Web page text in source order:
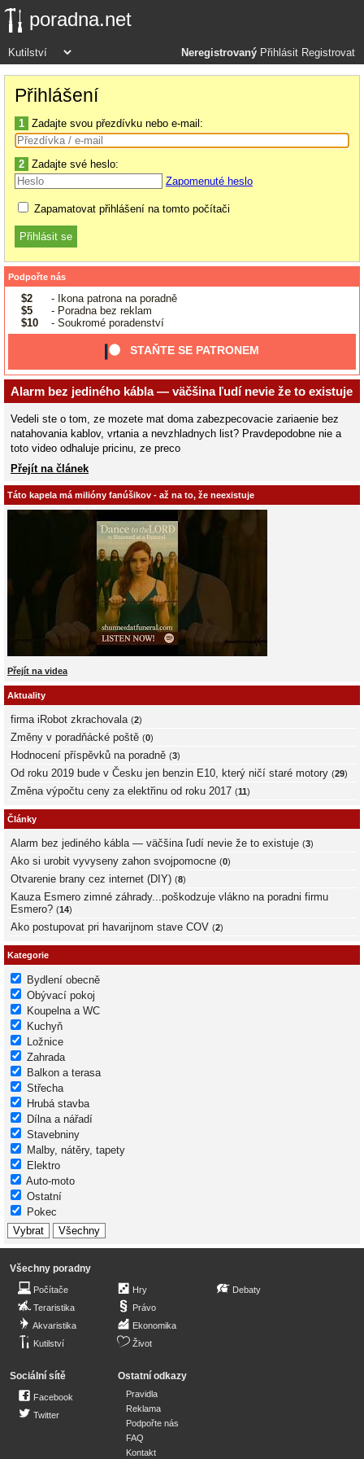
poradna.net
Neregistrovaný Přihlásit Registrovat
Přihlášení
1 Zadajte svou přezdívku nebo e-mail:
2 Zadajte své heslo:
Zapomenuté heslo
Zapamatovat přihlášení na tomto počítači
Podpořte nás
$2
- Ikona patrona na poradně
$5
- Poradna bez reklam
$10
- Soukromé poradenství
STAŇTE SE PATRONEM
Alarm bez jediného kábla — väčšina ľudí nevie že to existuje
Vedeli ste o tom, ze mozete mat doma zabezpecovacie zariaenie bez
natahovania kablov, vrtania a nevzhladnych list? Pravdepodobne nie a
toto video odhaluje pricinu, ze preco
Přejít na článek
Táto kapela má milióny fanúšikov - až na to, že neexistuje
Přejít na videa
Aktuality
firma iRobot zkrachovala (2)
Změny v poradňácké poště (0)
Hodnocení příspěvků na poradně (3)
Od roku 2019 bude v Česku jen benzin E10, který ničí staré motory (29)
Změna výpočtu ceny za elektřinu od roku 2017 (11)
Články
Alarm bez jediného kábla — väčšina ľudí nevie že to existuje (3)
Ako si urobit vyvyseny zahon svojpomocne (0)
Otvarenie brany cez internet (DIY) (8)
Kauza Esmero zimné záhrady...poškodzuje vlákno na poradni firmu
Esmero? (14)
Ako postupovat pri havarijnom stave COV (2)
Kategorie
Bydlení obecně
Obývací pokoj
Koupelna a WC
Kuchyň
Ložnice
Zahrada
Balkon a terasa
Střecha
Hrubá stavba
Dílna a nářadí
Stavebniny
Malby, nátěry, tapety
Elektro
Auto-moto
Ostatní
Pokec
Všechny poradny
Počítače
Teraristika
Akvaristika
Kutilství
Hry
Právo
Ekonomika
Život
Debaty
Sociální sítě
Facebook
Twitter
Ostatní odkazy
Pravidla
Reklama
Podpořte nás
FAQ
Kontakt